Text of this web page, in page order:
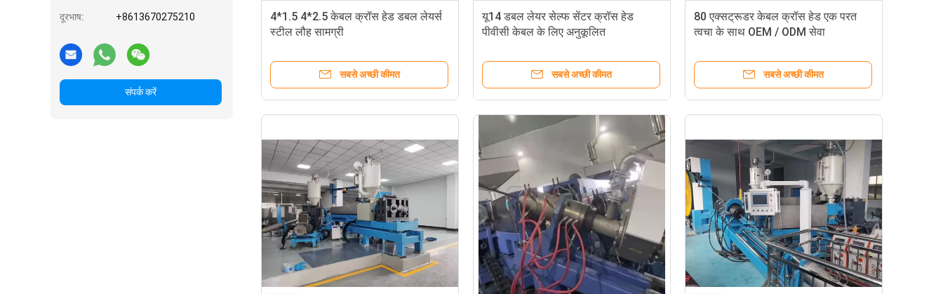
दूरभाष: +8613670275210
संपर्क करें
4*1.5 4*2.5 केबल क्रॉस हेड डबल लेयर्स
स्टील लौह सामग्री
सबसे अच्छी कीमत
यू14 डबल लेयर सेल्फ सेंटर क्रॉस हेड
पीवीसी केबल के लिए अनुकूलित
सबसे अच्छी कीमत
80 एक्सट्रूडर केबल क्रॉस हेड एक परत
त्वचा के साथ OEM / ODM सेवा
सबसे अच्छी कीमत